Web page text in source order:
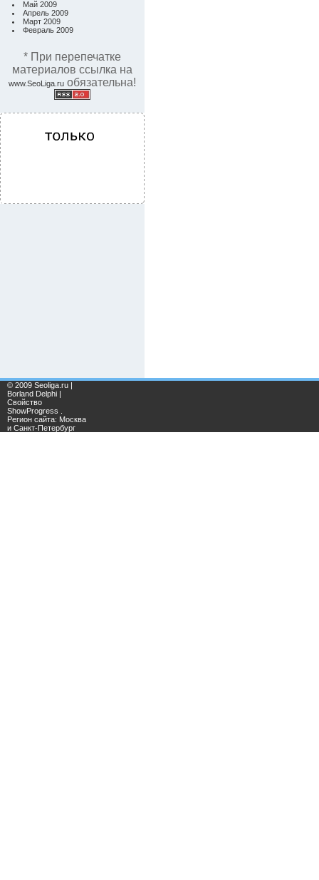
Май 2009
Апрель 2009
Март 2009
Февраль 2009
* При перепечатке
материалов ссылка на
www.SeoLiga.ru обязательна!
© 2009 Seoliga.ru |
Borland Delphi |
Свойство
ShowProgress .
Регион сайта: Москва
и Санкт-Петербург